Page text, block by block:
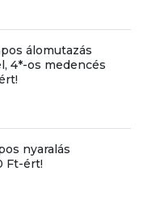
álomutazás
4*-os medencés
nyaralás
Ft-ért!